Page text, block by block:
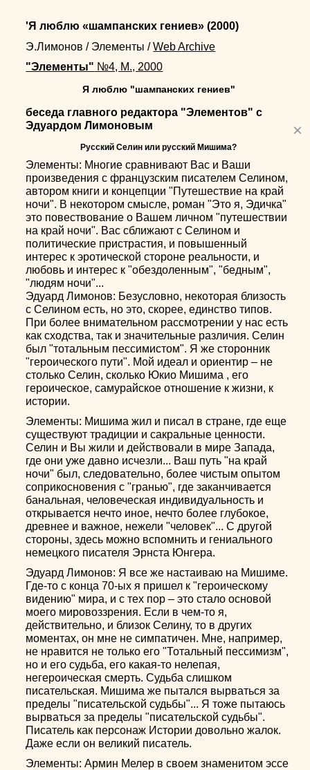
×
'Я люблю «шампанских гениев» (2000)
Э.Лимонов / Элементы / Web Archive
"Элементы" №4, М., 2000
Я люблю "шампанских гениев"
беседа главного редактора "Элементов" с
Эдуардом Лимоновым
Русский Селин или русский Мишима?
Элементы: Многие сравнивают Вас и Ваши
произведения с французским писателем Селином,
автором книги и концепции "Путешествие на край
ночи". В некотором смысле, роман "Это я, Эдичка"
это повествование о Вашем личном "путешествии
на край ночи". Вас сближают с Селином и
политические пристрастия, и повышенный
интерес к эротической стороне реальности, и
любовь и интерес к "обездоленным", "бедным",
"людям ночи"...
Эдуард Лимонов: Безусловно, некоторая близость
с Селином есть, но это, скорее, единство типов.
При более внимательном рассмотрении у нас есть
как сходства, так и значительные различия. Селин
был "тотальным пессимистом". Я же сторонник
"героического пути". Мой идеал и ориентир – не
столько Селин, сколько Юкио Мишима , его
героическое, самурайское отношение к жизни, к
истории.
Элементы: Мишима жил и писал в стране, где еще
существуют традиции и сакральные ценности.
Селин и Вы жили и действовали в мире Запада,
где они уже давно исчезли... Ваш путь "на край
ночи" был, следовательно, более чистым опытом
соприкосновения с "гранью", где заканчивается
банальная, человеческая индивидуальность и
открывается нечто иное, нечто более глубокое,
древнее и важное, нежели "человек"... С другой
стороны, здесь можно вспомнить и гениального
немецкого писателя Эрнста Юнгера.
Эдуард Лимонов: Я все же настаиваю на Мишиме.
Где-то с конца 70-ых я пришел к "героическому
видению" мира, и с тех пор – это стало основой
моего мировоззрения. Если в чем-то я,
действительно, и близок Селину, то в других
моментах, он мне не симпатичен. Мне, например,
не нравится не только его "Тотальный пессимизм",
но и его судьба, его какая-то нелепая,
негероическая смерть. Судьба слишком
писательская. Мишима же пытался вырваться за
пределы "писательской судьбы"... Я тоже пытаюсь
вырваться за пределы "писательской судьбы".
Писатель как персонаж Истории довольно жалок.
Даже если он великий писатель.
Элементы: Армин Мелер в своем знаменитом эссе